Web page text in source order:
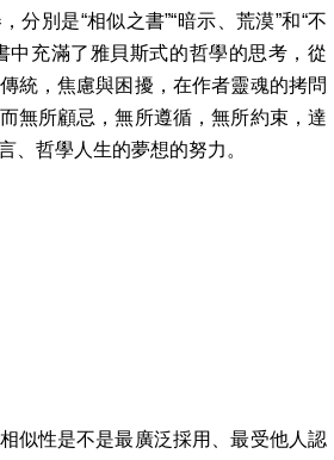
分別是“相似之書”“暗示、荒漠”和“不
中充滿了雅貝斯式的哲學的思考，從
統，焦慮與困擾，在作者靈魂的拷問
無所顧忌，無所遵循，無所約束，達
、哲學人生的夢想的努力。
似性是不是最廣泛採用、最受他人認